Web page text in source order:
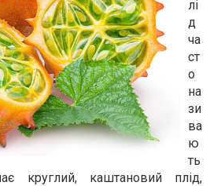
лі
д
ча
ст
о
на
зи
ва
ю
ть
круглий, каштановий плід,